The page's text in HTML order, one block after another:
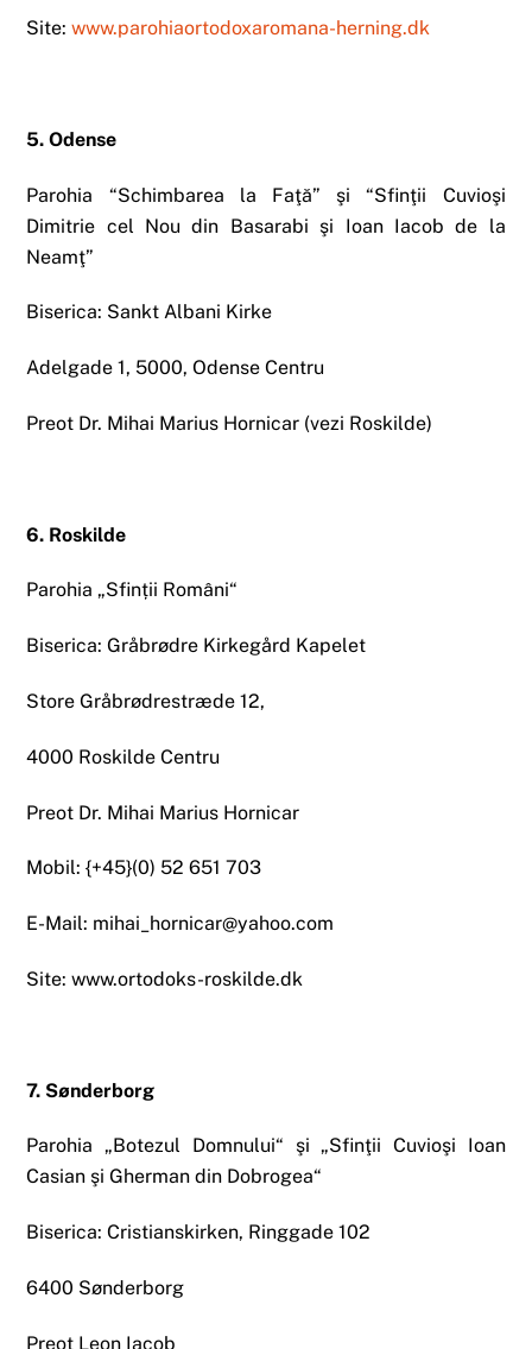
Site: www.parohiaortodoxaromana-herning.dk
5. Odense
Parohia “Schimbarea la Faţă” şi “Sfinţii Cuvioşi
Dimitrie cel Nou din Basarabi şi Ioan Iacob de la
Neamţ”
Biserica: Sankt Albani Kirke
Adelgade 1, 5000, Odense Centru
Preot Dr. Mihai Marius Hornicar (vezi Roskilde)
6. Roskilde
Parohia „Sfinții Români“
Biserica: Gråbrødre Kirkegård Kapelet
Store Gråbrødrestræde 12,
4000 Roskilde Centru
Preot Dr. Mihai Marius Hornicar
Mobil: {+45}(0) 52 651 703
E-Mail: mihai_hornicar@yahoo.com
Site: www.ortodoks-roskilde.dk
7. Sønderborg
Parohia „Botezul Domnului“ şi „Sfinţii Cuvioşi Ioan
Casian şi Gherman din Dobrogea“
Biserica: Cristianskirken, Ringgade 102
6400 Sønderborg
Preot Leon Iacob